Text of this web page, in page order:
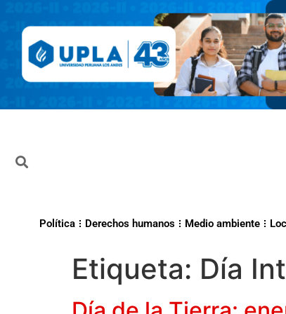
Política Derechos humanos Medio ambiente
Etiqueta: Día